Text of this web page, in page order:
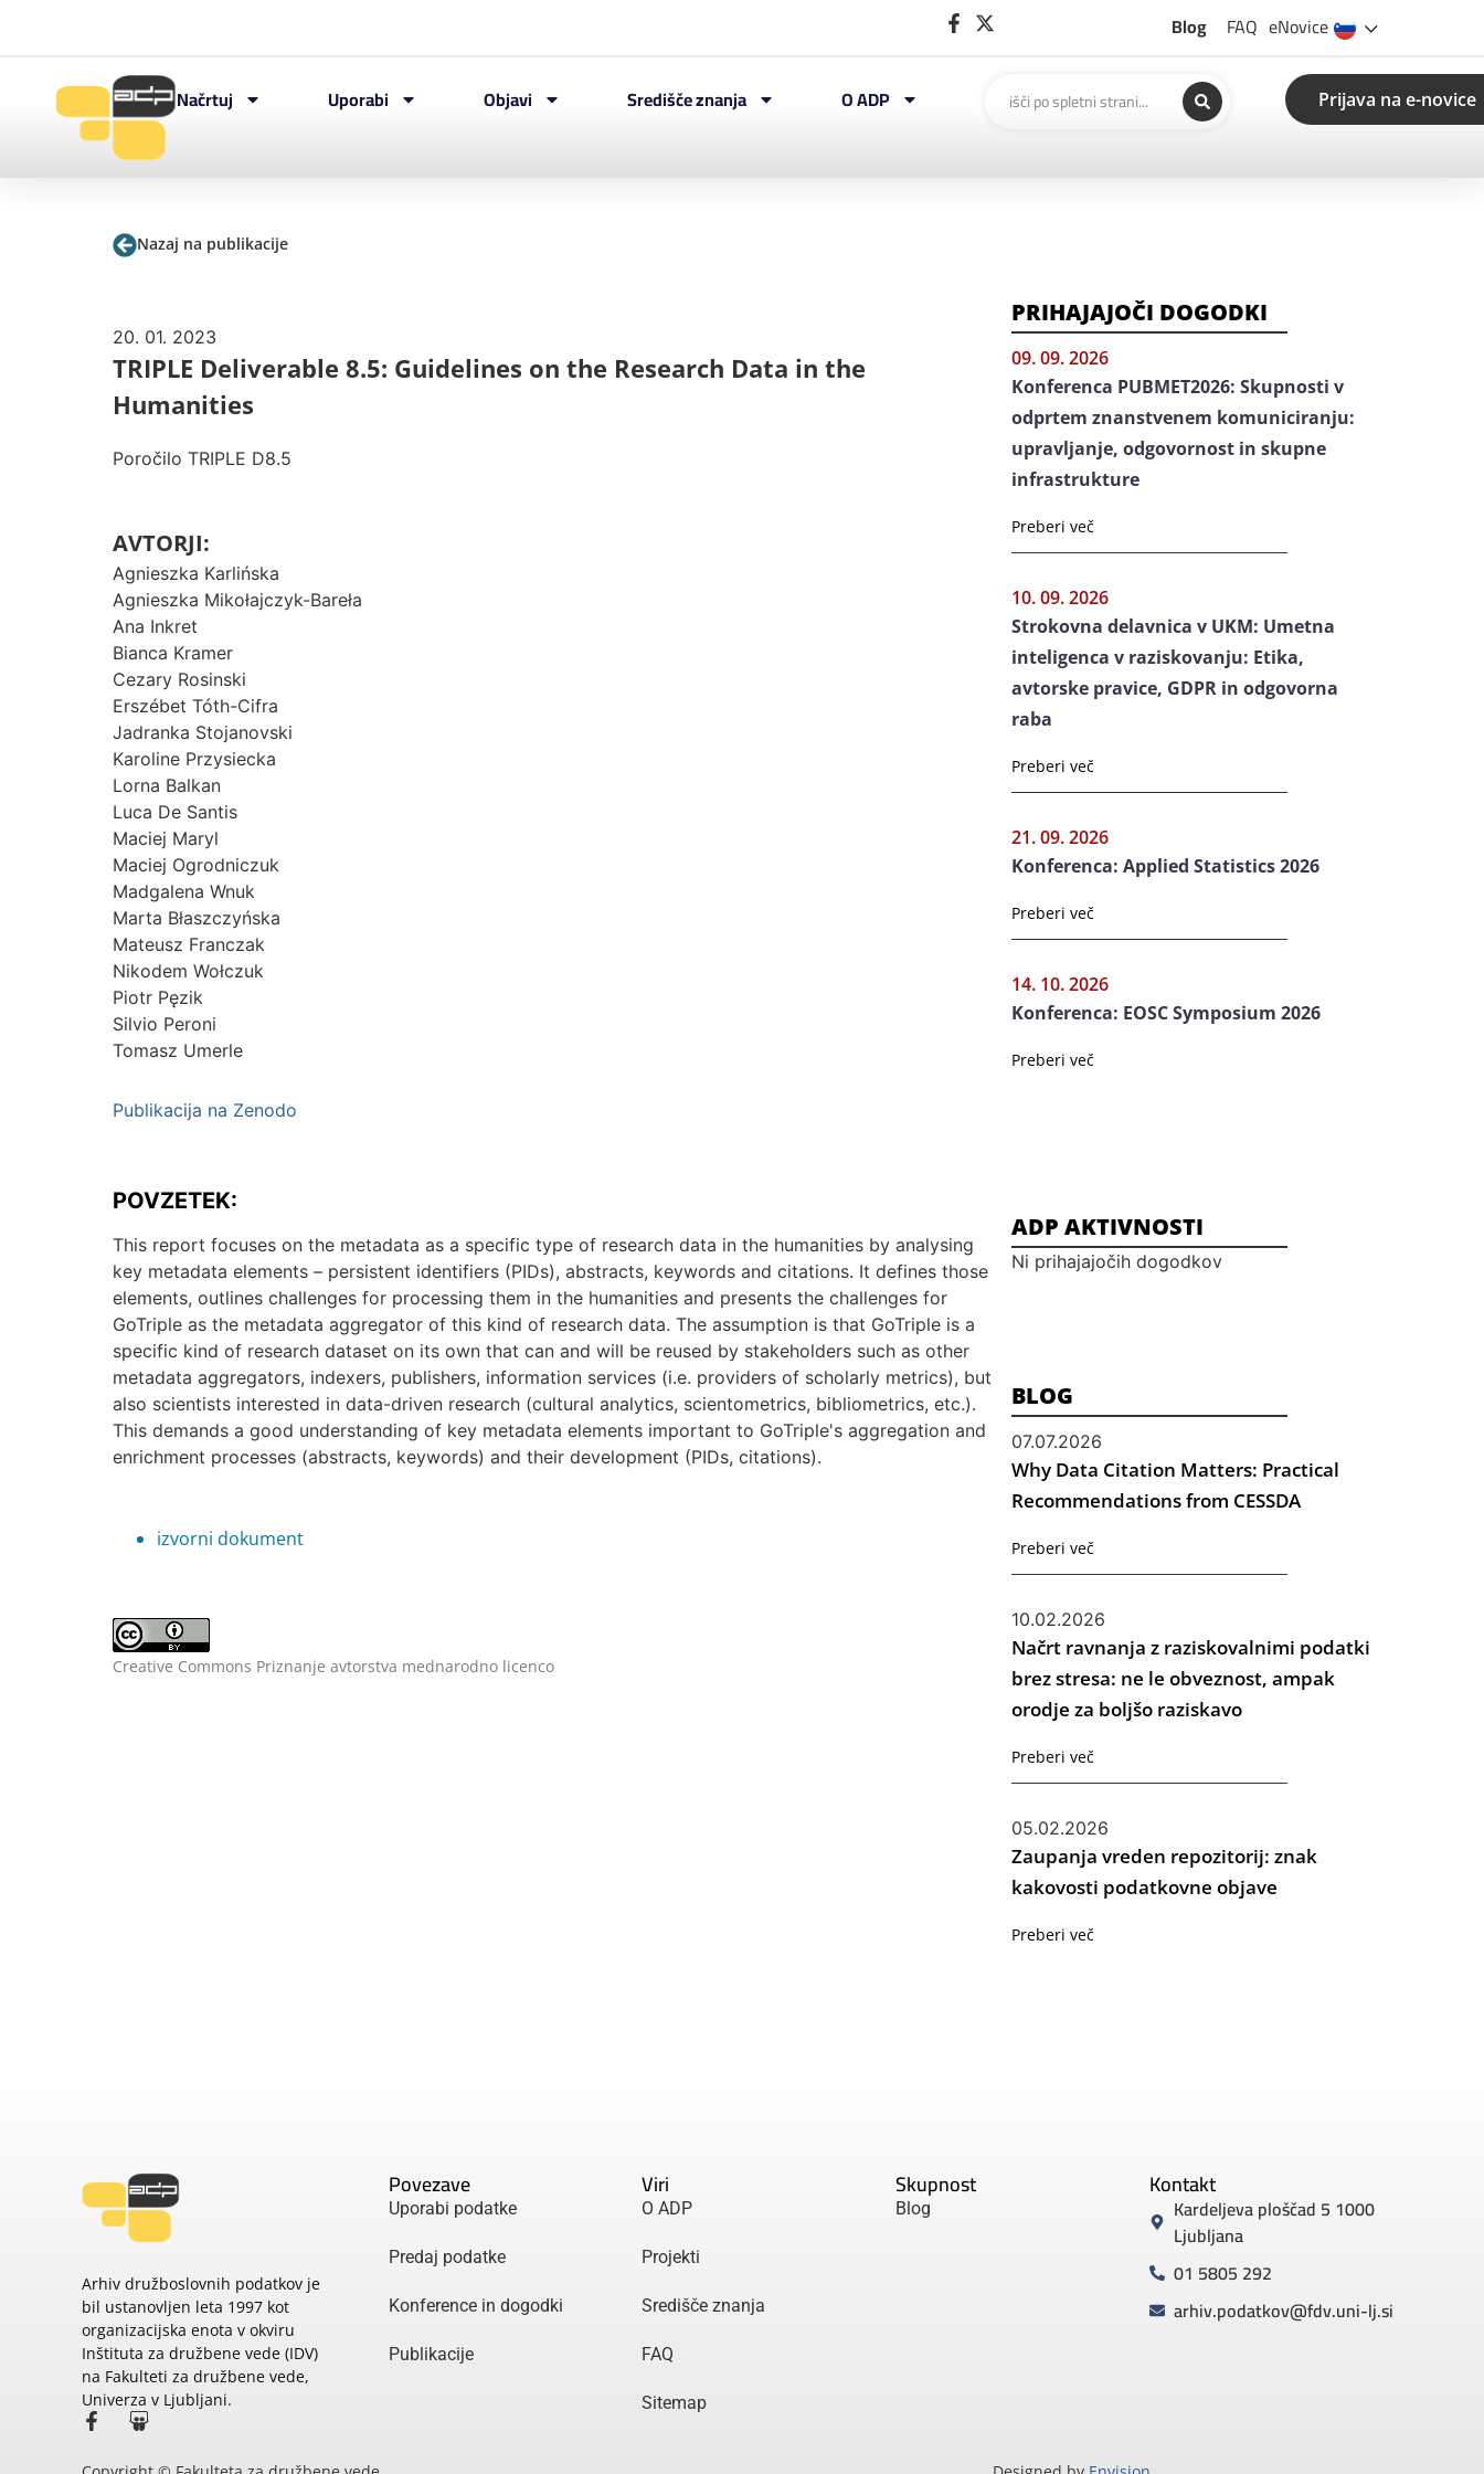
Blog FAQ eNovice
Načrtuj Uporabi Objavi Središče znanja O ADP Prijava na e-novice
Nazaj na publikacije
20. 01. 2023
TRIPLE Deliverable 8.5: Guidelines on the Research Data in the
Humanities
Poročilo TRIPLE D8.5
AVTORJI:
Agnieszka Karlińska
Agnieszka Mikołajczyk-Bareła
Ana Inkret
Bianca Kramer
Cezary Rosinski
Erszébet Tóth-Cifra
Jadranka Stojanovski
Karoline Przysiecka
Lorna Balkan
Luca De Santis
Maciej Maryl
Maciej Ogrodniczuk
Madgalena Wnuk
Marta Błaszczyńska
Mateusz Franczak
Nikodem Wołczuk
Piotr Pęzik
Silvio Peroni
Tomasz Umerle
Publikacija na Zenodo
POVZETEK:
This report focuses on the metadata as a specific type of research data in the humanities by analysing
key metadata elements – persistent identifiers (PIDs), abstracts, keywords and citations. It defines those
elements, outlines challenges for processing them in the humanities and presents the challenges for
GoTriple as the metadata aggregator of this kind of research data. The assumption is that GoTriple is a
specific kind of research dataset on its own that can and will be reused by stakeholders such as other
metadata aggregators, indexers, publishers, information services (i.e. providers of scholarly metrics), but
also scientists interested in data-driven research (cultural analytics, scientometrics, bibliometrics, etc.).
This demands a good understanding of key metadata elements important to GoTriple's aggregation and
enrichment processes (abstracts, keywords) and their development (PIDs, citations).
izvorni dokument
Creative Commons Priznanje avtorstva mednarodno licenco
PRIHAJAJOČI DOGODKI
09. 09. 2026
Konferenca PUBMET2026: Skupnosti v
odprtem znanstvenem komuniciranju:
upravljanje, odgovornost in skupne
infrastrukture
Preberi več
10. 09. 2026
Strokovna delavnica v UKM: Umetna
inteligenca v raziskovanju: Etika,
avtorske pravice, GDPR in odgovorna
raba
Preberi več
21. 09. 2026
Konferenca: Applied Statistics 2026
Preberi več
14. 10. 2026
Konferenca: EOSC Symposium 2026
Preberi več
ADP AKTIVNOSTI
Ni prihajajočih dogodkov
BLOG
07.07.2026
Why Data Citation Matters: Practical
Recommendations from CESSDA
Preberi več
10.02.2026
Načrt ravnanja z raziskovalnimi podatki
brez stresa: ne le obveznost, ampak
orodje za boljšo raziskavo
Preberi več
05.02.2026
Zaupanja vreden repozitorij: znak
kakovosti podatkovne objave
Preberi več
Arhiv družboslovnih podatkov je
bil ustanovljen leta 1997 kot
organizacijska enota v okviru
Inštituta za družbene vede (IDV)
na Fakulteti za družbene vede,
Univerza v Ljubljani.
Povezave
Uporabi podatke
Predaj podatke
Konference in dogodki
Publikacije
Viri
O ADP
Projekti
Središče znanja
FAQ
Sitemap
Skupnost
Blog
Kontakt
Kardeljeva ploščad 5 1000
Ljubljana
01 5805 292
arhiv.podatkov@fdv.uni-lj.si